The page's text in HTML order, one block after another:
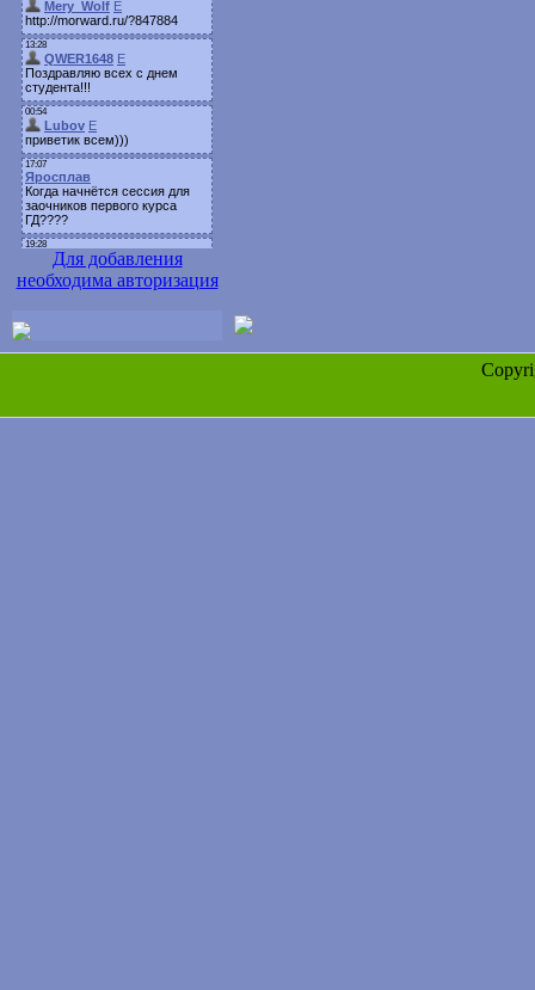
Для добавления
необходима авторизация